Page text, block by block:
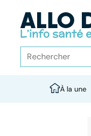
À la une